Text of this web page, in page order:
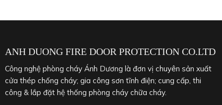
pcccanhduong.com - sontinhdienanhduong.com